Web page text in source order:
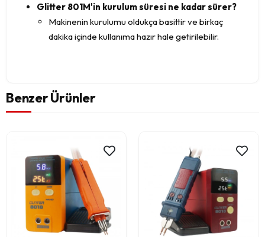
Glitter 801M'in kurulum süresi ne kadar sürer?
Makinenin kurulumu oldukça basittir ve birkaç
dakika içinde kullanıma hazır hale getirilebilir.
Benzer Ürünler